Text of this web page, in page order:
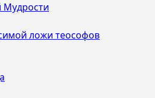
Мудрости
ложи теософов